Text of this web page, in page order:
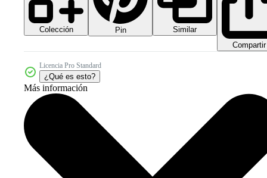
Colección Pin
Similar
Compartir
Licencia Pro Standard
¿Qué es esto?
Más información